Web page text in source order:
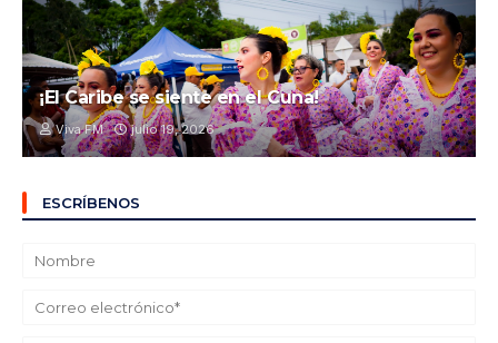
¡El Caribe se siente en el Cuna!
Viva FM julio 19, 2026
ESCRÍBENOS